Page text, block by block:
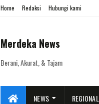
Home Redaksi Hubungi kami
Merdeka News
Berani, Akurat, & Tajam
NEWS REGIONAL